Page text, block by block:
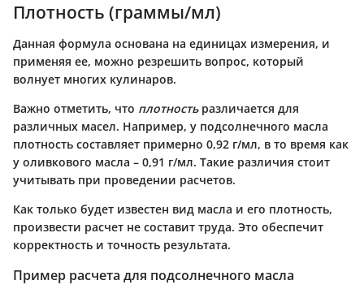
Плотность (граммы/мл)
Данная формула основана на единицах измерения, и
применяя ее, можно резрешить вопрос, который
волнует многих кулинаров.
Важно отметить, что плотностьразличается для
различных масел. Например, у подсолнечного масла
плотность составляет примерно 0,92 г/мл, в то время как
у оливкового масла – 0,91 г/мл. Такие различия стоит
учитывать при проведении расчетов.
Как только будет известен вид масла и его плотность,
произвести расчет не составит труда. Это обеспечит
корректность и точность результата.
Пример расчета для подсолнечного масла